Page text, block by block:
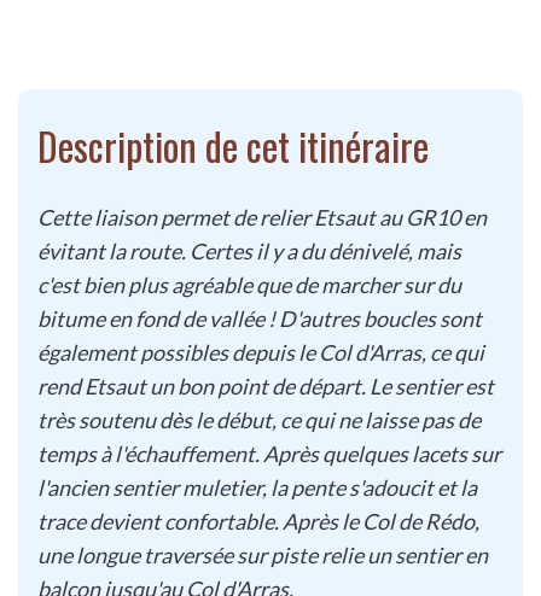
Description de cet itinéraire
Cette liaison permet de relier Etsaut au GR10 en
évitant la route. Certes il y a du dénivelé, mais
c'est bien plus agréable que de marcher sur du
bitume en fond de vallée ! D'autres boucles sont
également possibles depuis le Col d'Arras, ce qui
rend Etsaut un bon point de départ. Le sentier est
très soutenu dès le début, ce qui ne laisse pas de
temps à l'échauffement. Après quelques lacets sur
l'ancien sentier muletier, la pente s'adoucit et la
trace devient confortable. Après le Col de Rédo,
une longue traversée sur piste relie un sentier en
balcon jusqu'au Col d'Arras.